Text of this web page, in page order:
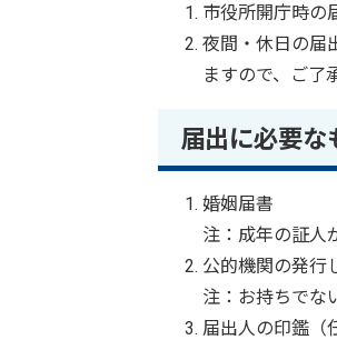
市役所開庁時の
夜間・休日の届
ますので、ご了
届出に必要な
婚姻届書
注：成年の証人
公的機関の発行
注：お持ちでな
届出人の印鑑（